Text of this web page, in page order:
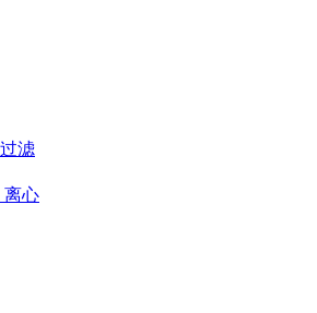
滤
离心